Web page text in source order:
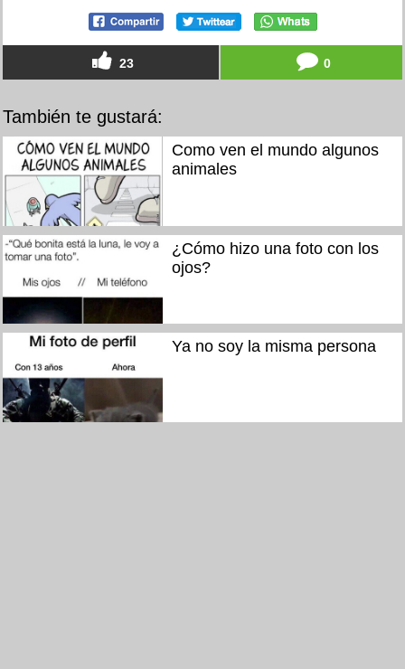
23 0
También te gustará:
Como ven el mundo algunos
animales
¿Cómo hizo una foto con los
ojos?
Ya no soy la misma persona